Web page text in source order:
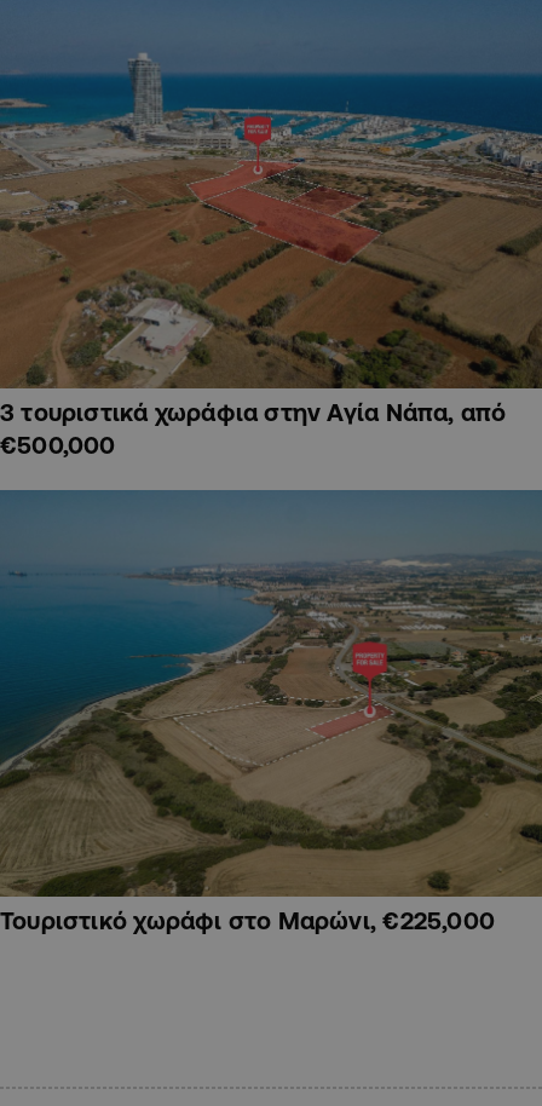
3 τουριστικά χωράφια στην Αγία Νάπα, από
€500,000
Τουριστικό χωράφι στο Μαρώνι, €225,000